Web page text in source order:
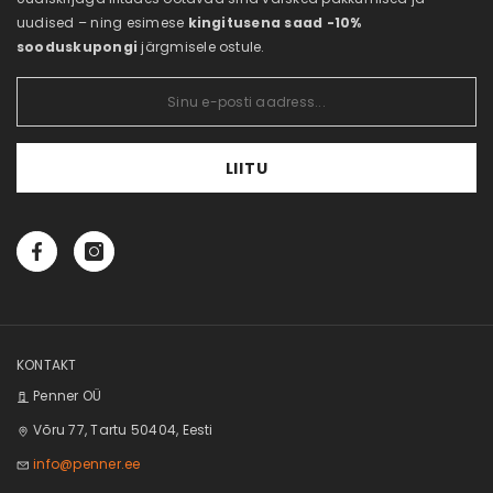
Privaatsustingimused
Kataloogid
uudised – ning esimese kingitusena saad -10%
sooduskupongi järgmisele ostule.
LIITU
KONTAKT
Penner OÜ
Võru 77, Tartu 50404, Eesti
info@penner.ee